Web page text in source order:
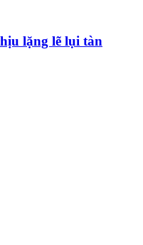
lặng lẽ lụi tàn